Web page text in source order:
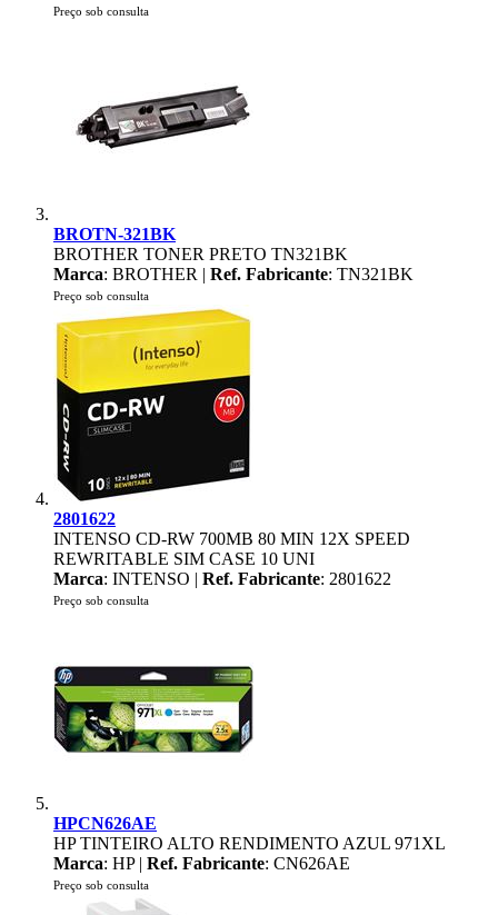
Preço sob consulta
BROTN-321BK
BROTHER TONER PRETO TN321BK
Marca: BROTHER | Ref. Fabricante: TN321BK
Preço sob consulta
2801622
INTENSO CD-RW 700MB 80 MIN 12X SPEED
REWRITABLE SIM CASE 10 UNI
Marca: INTENSO | Ref. Fabricante: 2801622
Preço sob consulta
HPCN626AE
HP TINTEIRO ALTO RENDIMENTO AZUL 971XL
Marca: HP | Ref. Fabricante: CN626AE
Preço sob consulta